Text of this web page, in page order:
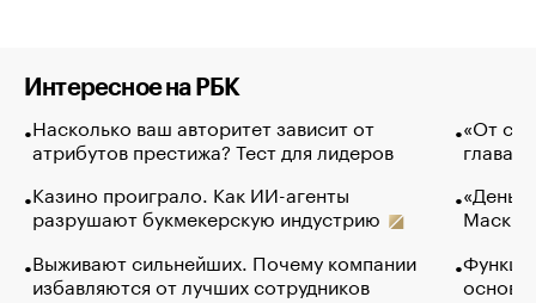
Интересное на РБК
Насколько ваш авторитет зависит от
атрибутов престижа? Тест для лидеров
Казино проиграло. Как ИИ-агенты
разрушают букмекерскую индустрию
Выживают сильнейших. Почему компании
избавляются от лучших сотрудников
«От
глава
Маск в
основ